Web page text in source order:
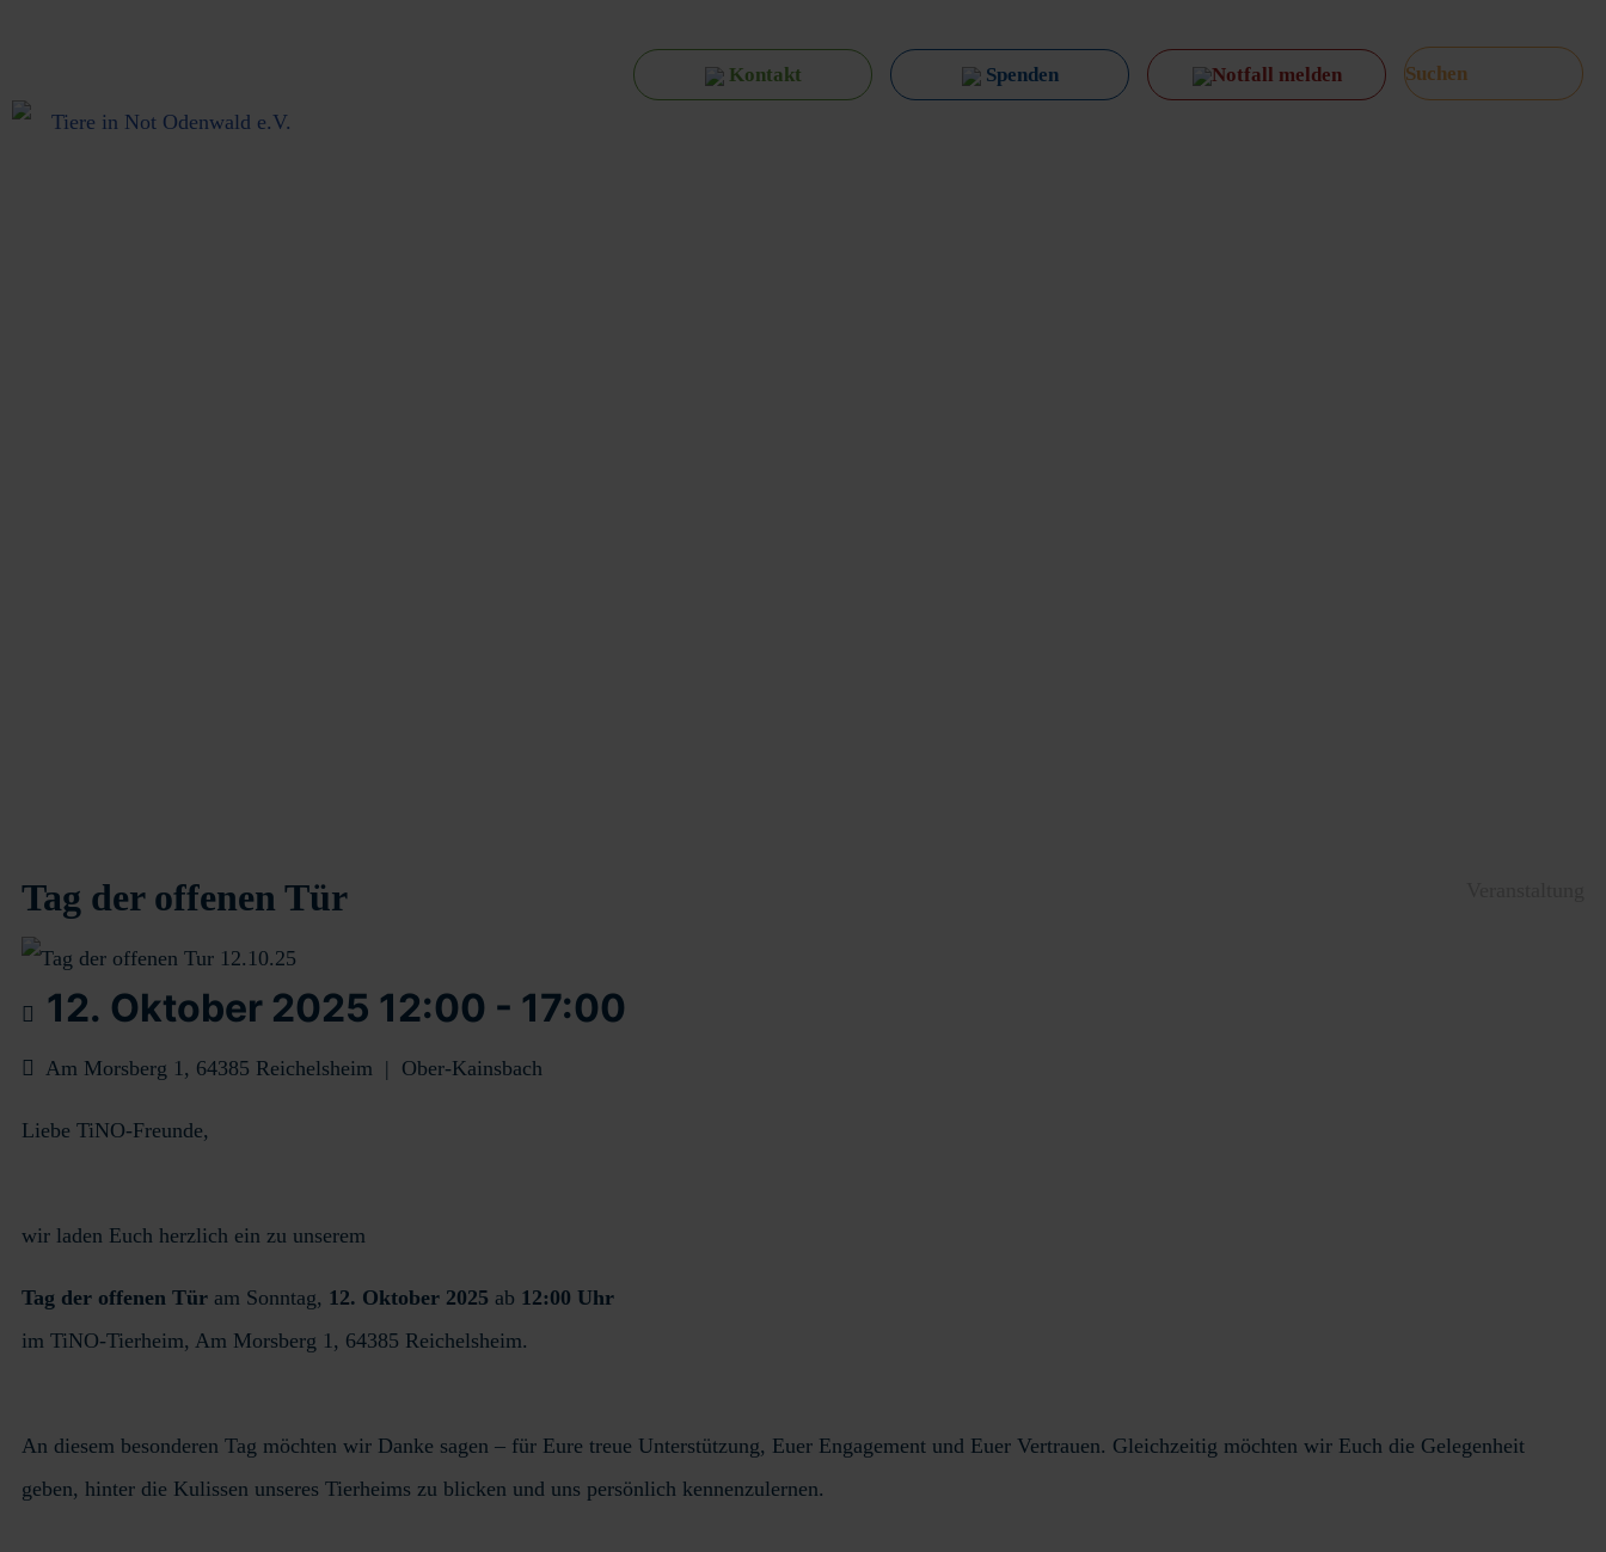
Kontakt Spenden Notfall melden
Tag der offenen Tür
12. Oktober 2025 12:00 - 17:00
Am Morsberg 1, 64385 Reichelsheim | Ober-Kainsbach
Liebe TiNO-Freunde,
wir laden Euch herzlich ein zu unserem
Tag der offenen Tür am Sonntag, 12. Oktober 2025 ab 12:00 Uhr
im TiNO-Tierheim, Am Morsberg 1, 64385 Reichelsheim.
An diesem besonderen Tag möchten wir Danke sagen – für Eure treue Unterstützung, Euer Engagement und Euer Vertrauen. Gleichzeitig möchten wir Euch die Gelegenheit
geben, hinter die Kulissen unseres Tierheims zu blicken und uns persönlich kennenzulernen.